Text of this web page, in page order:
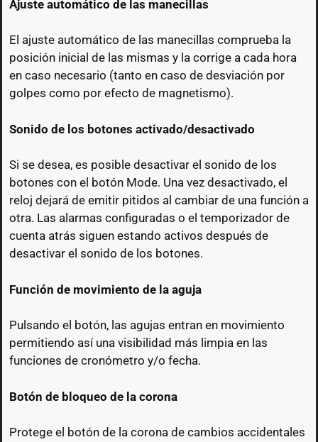
Ajuste automático de las manecillas
El ajuste automático de las manecillas comprueba la
posición inicial de las mismas y la corrige a cada hora
en caso necesario (tanto en caso de desviación por
golpes como por efecto de magnetismo).
Sonido de los botones activado/desactivado
Si se desea, es posible desactivar el sonido de los
botones con el botón Mode. Una vez desactivado, el
reloj dejará de emitir pitidos al cambiar de una función a
otra. Las alarmas configuradas o el temporizador de
cuenta atrás siguen estando activos después de
desactivar el sonido de los botones.
Función de movimiento de la aguja
Pulsando el botón, las agujas entran en movimiento
permitiendo así una visibilidad más limpia en las
funciones de cronómetro y/o fecha.
Botón de bloqueo de la corona
Protege el botón de la corona de cambios accidentales